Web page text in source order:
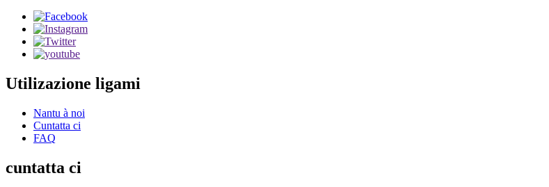
Utilizazione ligami
Nantu à noi
Cuntatta ci
FAQ
cuntatta ci